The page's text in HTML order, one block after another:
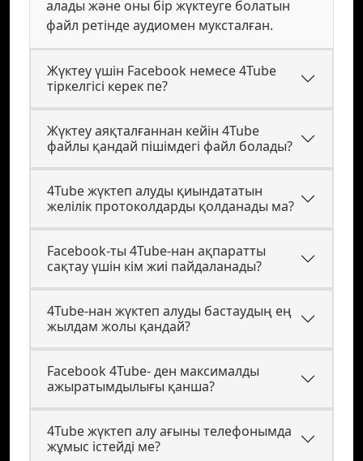
алады және оны бір жүктеуге болатын
файл ретінде аудиомен муксталған.
Жүктеу үшін Facebook немесе 4Tube
тіркелгісі керек пе?
Жүктеу аяқталғаннан кейін 4Tube
файлы қандай пішімдегі файл болады?
4Tube жүктеп алуды қиындататын
желілік протоколдарды қолданады ма?
Facebook-ты 4Tube-нан ақпаратты
сақтау үшін кім жиі пайдаланады?
4Tube-нан жүктеп алуды бастаудың ең
жылдам жолы қандай?
Facebook 4Tube- ден максималды
ажыратымдылығы қанша?
4Tube жүктеп алу ағыны телефонымда
жұмыс істейді ме?